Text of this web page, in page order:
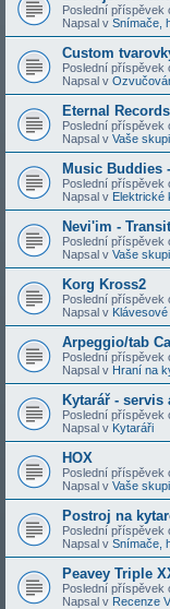
Poslední příspěvek
Napsal v Snímače,
Custom
Poslední příspěvek
Napsal v
Eternal
Poslední příspěvek
Napsal v Vaše
Music Buddies
Poslední příspěvek
Napsal v Elektrické
Nevi'im -
Poslední příspěvek
Napsal v Vaše
Korg Kross2
Poslední příspěvek
Napsal v
Arpeggio/tab
Poslední příspěvek
Napsal v Hraní na
Kytarář - servis
Poslední příspěvek
Napsal v Kytaráři
HOX
Poslední příspěvek
Napsal v Vaše
Postroj na
Poslední příspěvek
Napsal v Snímače,
Peavey Triple
Poslední příspěvek
Napsal v Recenze